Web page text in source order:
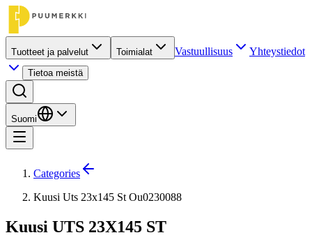
Tuotteet ja palvelut Toimialat Vastuullisuus Yhteystiedot
Tietoa meistä
Suomi
Categories
Kuusi Uts 23x145 St Ou0230088
Kuusi UTS 23X145 ST